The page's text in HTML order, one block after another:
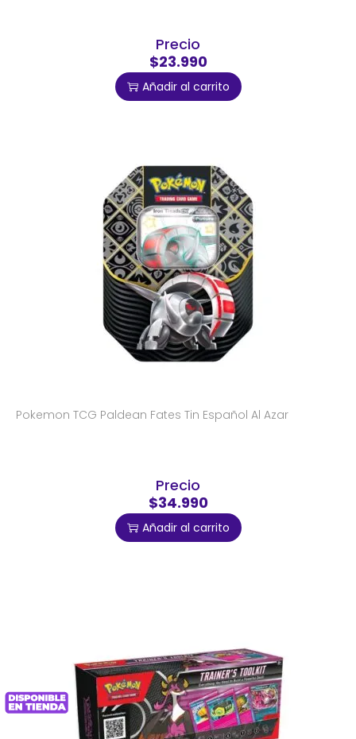
Precio
$23.990
Añadir al carrito
Pokemon TCG Paldean Fates Tin Español Al Azar
Precio
$34.990
Añadir al carrito